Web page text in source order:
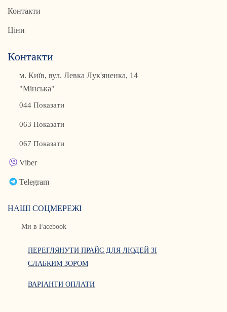
Контакти
Ціни
Контакти
м. Київ, вул. Левка Лук'яненка, 14
"Мінська"
044 Показати
063 Показати
067 Показати
Viber
Telegram
НАШІ СОЦМЕРЕЖІ
Ми в Facebook
ПЕРЕГЛЯНУТИ ПРАЙС ДЛЯ ЛЮДЕЙ ЗІ
СЛАБКИМ ЗОРОМ
ВАРІАНТИ ОПЛАТИ